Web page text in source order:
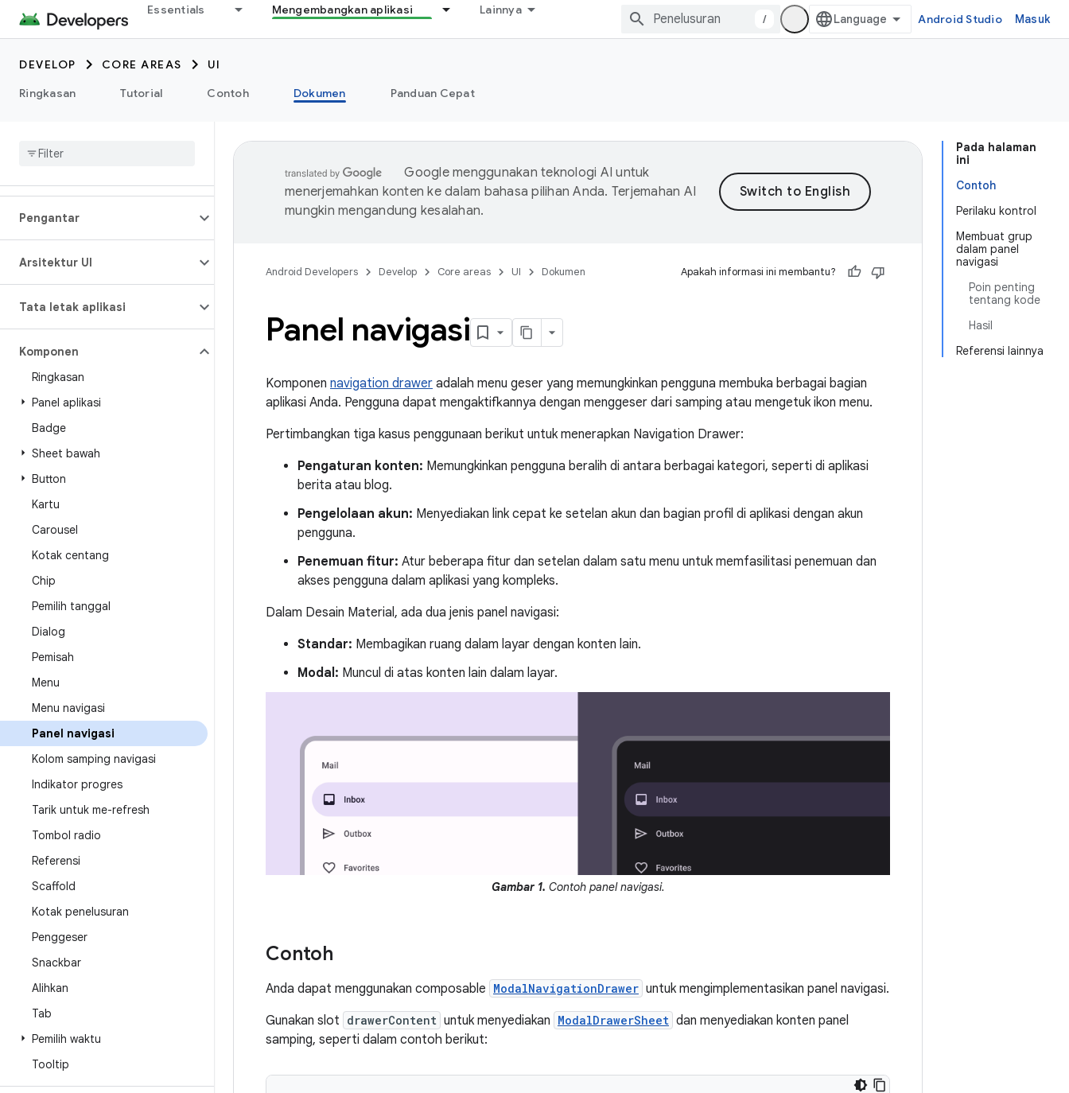
Essentials Mengembangkan aplikasi Lainnya
/ Android Studio Masuk
DEVELOP CORE AREAS
UI
Ringkasan
Tutorial Contoh Dokumen Panduan Cepat
Pengantar
Arsitektur UI
Tata letak aplikasi
Komponen
Ringkasan
Panel aplikasi
Badge
Sheet bawah
Button
Kartu
Carousel
Kotak centang
Chip
Pemilih tanggal
Dialog
Pemisah
Menu
Menu navigasi
Panel navigasi
Kolom samping navigasi
Indikator progres
Tarik untuk me-refresh
Tombol radio
Referensi
Scaffold
Kotak penelusuran
Penggeser
Snackbar
Alihkan
Tab
Pemilih waktu
Tooltip
Pada halaman
ini
Contoh
Perilaku kontrol
Membuat grup
dalam panel
navigasi
Poin penting
tentang kode
Hasil
Referensi lainnya
Google menggunakan teknologi AI untuk
menerjemahkan konten ke dalam bahasa pilihan Anda. Terjemahan AI
mungkin mengandung kesalahan.
Android Developers Develop Core areas UI Dokumen Apakah informasi ini membantu?
Panel navigasi
Komponen navigation drawer adalah menu geser yang memungkinkan pengguna membuka berbagai bagian
aplikasi Anda. Pengguna dapat mengaktifkannya dengan menggeser dari samping atau mengetuk ikon menu.
Pertimbangkan tiga kasus penggunaan berikut untuk menerapkan Navigation Drawer:
Pengaturan konten: Memungkinkan pengguna beralih di antara berbagai kategori, seperti di aplikasi
berita atau blog.
Pengelolaan akun: Menyediakan link cepat ke setelan akun dan bagian profil di aplikasi dengan akun
pengguna.
Penemuan fitur: Atur beberapa fitur dan setelan dalam satu menu untuk memfasilitasi penemuan dan
akses pengguna dalam aplikasi yang kompleks.
Dalam Desain Material, ada dua jenis panel navigasi:
Standar: Membagikan ruang dalam layar dengan konten lain.
Modal: Muncul di atas konten lain dalam layar.
Gambar 1. Contoh panel navigasi.
Contoh
Anda dapat menggunakan composable ModalNavigationDrawer untuk mengimplementasikan panel navigasi.
Gunakan slot drawerContent untuk menyediakan ModalDrawerSheet dan menyediakan konten panel
samping, seperti dalam contoh berikut: